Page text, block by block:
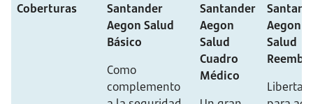
Coberturas
Santander
Aegon Salud
Básico
Como
complemento
Santander
Aegon
Salud
Cuadro
Médico
Aegon
Salud
Libertad